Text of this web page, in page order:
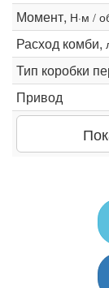
Момент, Н·м /
Расход комби,
Тип коробки
Привод